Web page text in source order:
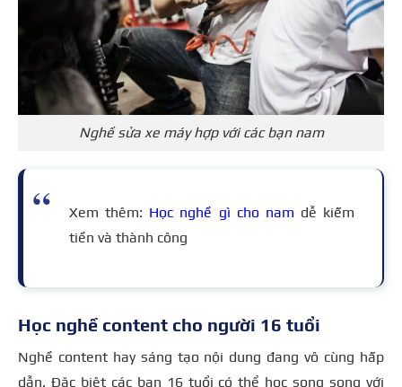
Nghề sửa xe máy hợp với các bạn nam
Xem thêm: Học nghề gì cho nam dễ kiếm
tiền và thành công
Học nghề content cho người 16 tuổi
Nghề content hay sáng tạo nội dung đang vô cùng hấp
dẫn. Đặc biệt các bạn 16 tuổi có thể học song song với